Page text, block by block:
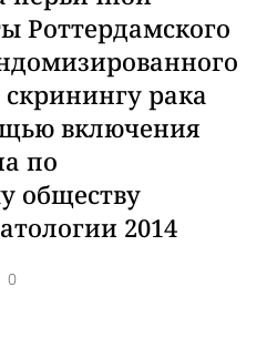
Роттердамского
рака
включения
по
обществу
2014
0